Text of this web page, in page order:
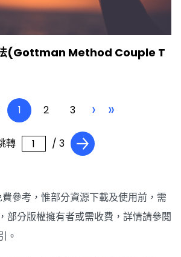
法(Gottman Method Couple T
1 2 3 › »
轉 / 3
參考，惟部分資源下載及使用前，需
部分版權擁有者或需收費，詳情請參閱
。